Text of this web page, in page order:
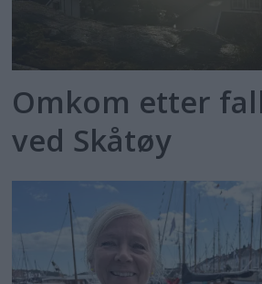
Omkom etter
ved Skåtøy